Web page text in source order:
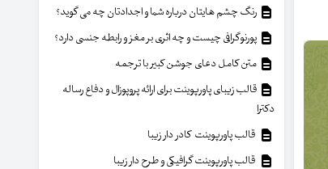
رنگ چشم هایتان درباره شما و اجدادتان چه می گوید؟
پورنوگرافی چیست و چه اثری بر مغز و رابطه جنسی دارد؟
متن کامل دعای جوشن کبیر با ترجمه
قالب زیبای پاورپوینت برای ارائه پروپوزال و دفاع رساله
دکترا
قالب پاورپوینت کادر دار زیبا
قالب پاورپوینت گرافیکی و طرح دار زیبا